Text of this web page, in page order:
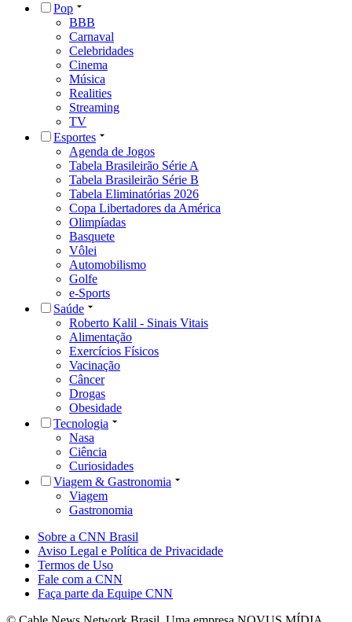
Pop
BBB
Carnaval
Celebridades
Cinema
Música
Realities
Streaming
TV
Esportes
Agenda de Jogos
Tabela Brasileirão Série A
Tabela Brasileirão Série B
Tabela Eliminatórias 2026
Copa Libertadores da América
Olimpíadas
Basquete
Vôlei
Automobilismo
Golfe
e-Sports
Saúde
Roberto Kalil - Sinais Vitais
Alimentação
Exercícios Físicos
Vacinação
Câncer
Drogas
Obesidade
Tecnologia
Nasa
Ciência
Curiosidades
Viagem & Gastronomia
Viagem
Gastronomia
Sobre a CNN Brasil
Aviso Legal e Política de Privacidade
Termos de Uso
Fale com a CNN
Faça parte da Equipe CNN